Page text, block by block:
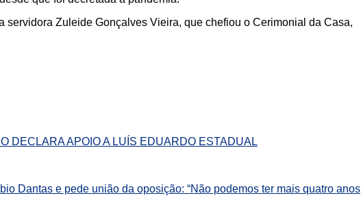
servidora Zuleide Gonçalves Vieira, que chefiou o Cerimonial da Casa,
DECLARA APOIO A LUÍS EDUARDO ESTADUAL
Dantas e pede união da oposição: “Não podemos ter mais quatro anos